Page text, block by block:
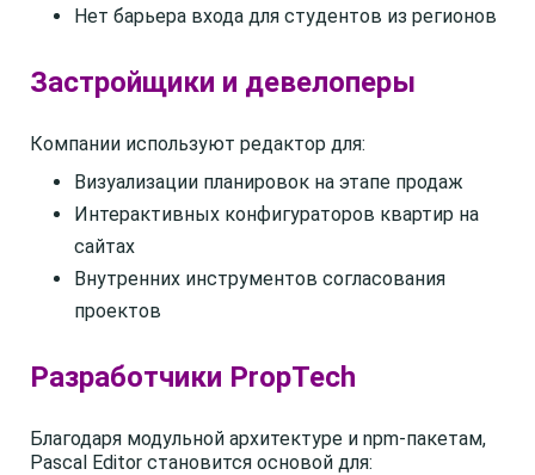
Нет барьера входа для студентов из регионов
Застройщики и девелоперы
Компании используют редактор для:
Визуализации планировок на этапе продаж
Интерактивных конфигураторов квартир на
сайтах
Внутренних инструментов согласования
проектов
Разработчики PropTech
Благодаря модульной архитектуре и npm-пакетам,
Pascal Editor становится основой для: